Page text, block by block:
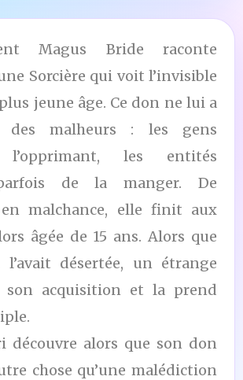
Magus Bride raconte
Sorcière qui voit l’invisible
jeune âge. Ce don ne lui a
des malheurs : les gens
l’opprimant, les entités
de la manger. De
en malchance, elle finit aux
âgée de 15 ans. Alors que
désertée, un étrange
son acquisition et la prend
découvre alors que son don
chose qu’une malédiction